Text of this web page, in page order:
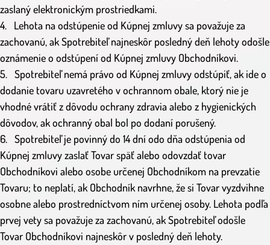
zaslaný elektronickým prostriedkami.
4. Lehota na odstúpenie od Kúpnej zmluvy sa považuje za
zachovanú, ak Spotrebiteľ najneskôr posledný deň lehoty odošle
oznámenie o odstúpení od Kúpnej zmluvy Obchodníkovi.
5. Spotrebiteľ nemá právo od Kúpnej zmluvy odstúpiť, ak ide o
dodanie tovaru uzavretého v ochrannom obale, ktorý nie je
vhodné vrátiť z dôvodu ochrany zdravia alebo z hygienických
dôvodov, ak ochranný obal bol po dodaní porušený.
6. Spotrebiteľ je povinný do 14 dní odo dňa odstúpenia od
Kúpnej zmluvy zaslať Tovar späť alebo odovzdať tovar
Obchodníkovi alebo osobe určenej Obchodníkom na prevzatie
Tovaru; to neplatí, ak Obchodník navrhne, že si Tovar vyzdvihne
osobne alebo prostredníctvom ním určenej osoby. Lehota podľa
prvej vety sa považuje za zachovanú, ak Spotrebiteľ odošle
Tovar Obchodníkovi najneskôr v posledný deň lehoty.